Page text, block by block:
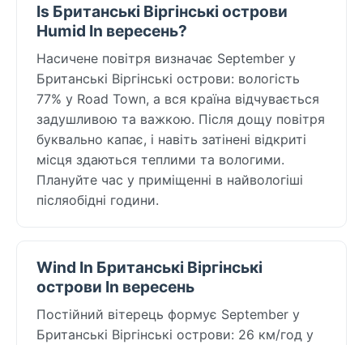
Is Британські Віргінські острови
Humid In вересень?
Насичене повітря визначає September у
Британські Віргінські острови: вологість
77% у Road Town, а вся країна відчувається
задушливою та важкою. Після дощу повітря
буквально капає, і навіть затінені відкриті
місця здаються теплими та вологими.
Плануйте час у приміщенні в найвологіші
післяобідні години.
Wind In Британські Віргінські
острови In вересень
Постійний вітерець формує September у
Британські Віргінські острови: 26 км/год у